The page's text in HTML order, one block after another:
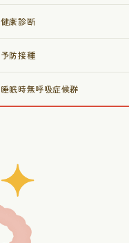
健康診断
予防接種
睡眠時無呼吸症候群